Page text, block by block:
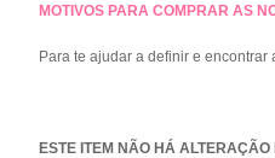
MOTIVOS PARA COMPRAR AS
Para te ajudar a definir e
ESTE ITEM NÃO HÁ